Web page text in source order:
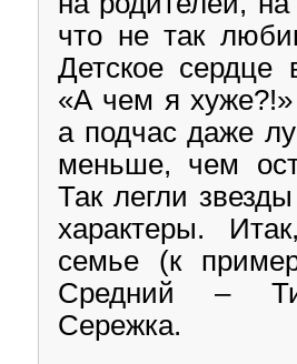
что не так
Детское сердце
«А чем я хуже
а подчас даже
меньше, чем
Так легли
характеры.
семье (к
Средний –
Сережка.